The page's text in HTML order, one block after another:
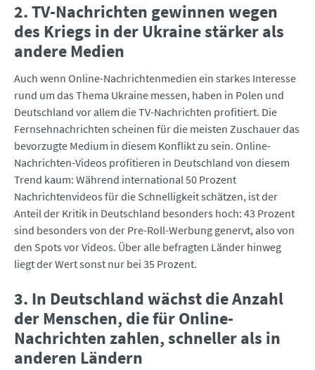
2. TV-Nachrichten gewinnen wegen
des Kriegs in der Ukraine stärker als
andere Medien
Auch wenn Online-Nachrichtenmedien ein starkes Interesse
rund um das Thema Ukraine messen, haben in Polen und
Deutschland vor allem die TV-Nachrichten profitiert. Die
Fernsehnachrichten scheinen für die meisten Zuschauer das
bevorzugte Medium in diesem Konflikt zu sein. Online-
Nachrichten-Videos profitieren in Deutschland von diesem
Trend kaum: Während international 50 Prozent
Nachrichtenvideos für die Schnelligkeit schätzen, ist der
Anteil der Kritik in Deutschland besonders hoch: 43 Prozent
sind besonders von der Pre-Roll-Werbung genervt, also von
den Spots vor Videos. Über alle befragten Länder hinweg
liegt der Wert sonst nur bei 35 Prozent.
3. In Deutschland wächst die Anzahl
der Menschen, die für Online-
Nachrichten zahlen, schneller als in
anderen Ländern